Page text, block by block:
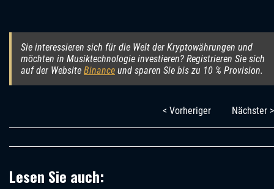
Sie interessieren sich für die Welt der Kryptowährungen und
möchten in Musiktechnologie investieren? Registrieren Sie sich
auf der Website Binance und sparen Sie bis zu 10 % Provision.
< Vorheriger Nächster >
Lesen Sie auch: